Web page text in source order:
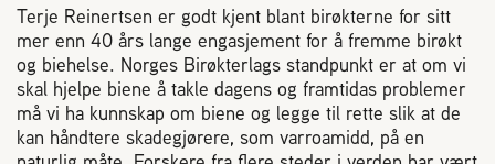
Plassering av bigård
Sjekkliste for kjøp og salg av bier
Sykdom hos bier
Terje Reinertsen er godt kjent blant birøkterne for sitt
mer enn 40 års lange engasjement for å fremme birøkt
og biehelse. Norges Birøkterlags standpunkt er at om vi
skal hjelpe biene å takle dagens og framtidas problemer
må vi ha kunnskap om biene og legge til rette slik at de
kan håndtere skadegjørere, som varroamidd, på en